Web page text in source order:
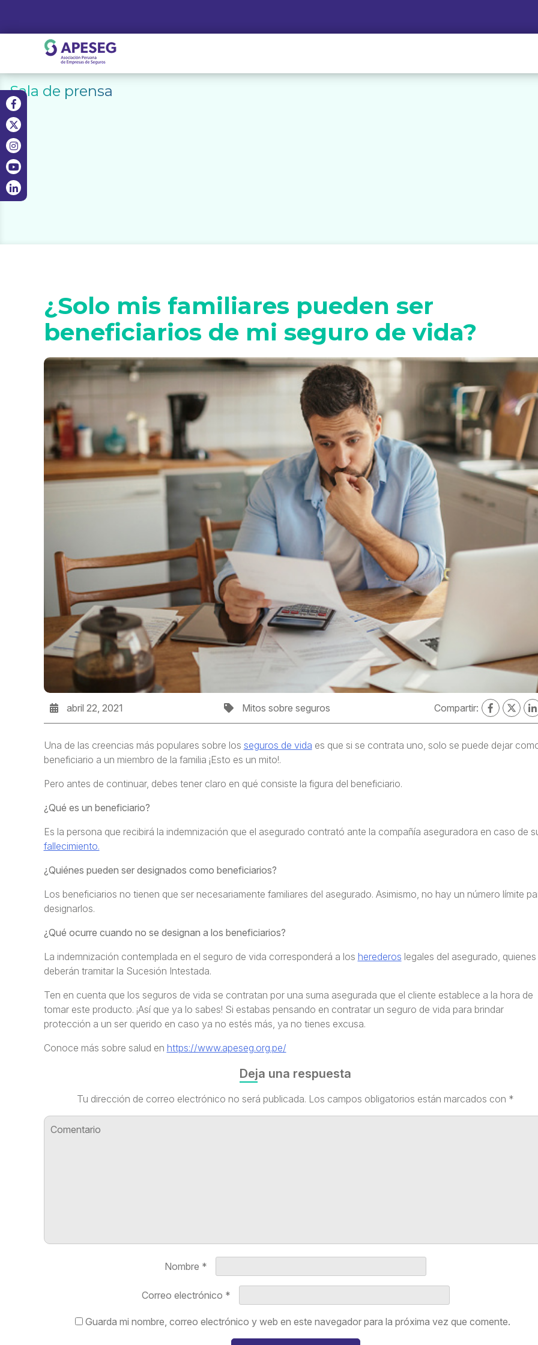
content
APESEG
Sala de prensa
¿Solo mis familiares pueden ser
beneficiarios de mi seguro de vida?
abril 22, 2021 Mitos sobre seguros Compartir:
Una de las creencias más populares sobre los seguros de vida es que si se contrata uno, solo se puede dejar
beneficiario a un miembro de la familia ¡Esto es un mito!.
Pero antes de continuar, debes tener claro en qué consiste la figura del beneficiario.
¿Qué es un beneficiario?
Es la persona que recibirá la indemnización que el asegurado contrató ante la compañía aseguradora en caso de
fallecimiento.
¿Quiénes pueden ser designados como beneficiarios?
Los beneficiarios no tienen que ser necesariamente familiares del asegurado. Asimismo, no hay un número límite
designarlos.
¿Qué ocurre cuando no se designan a los beneficiarios?
La indemnización contemplada en el seguro de vida corresponderá a los herederos legales del asegurado, quienes
deberán tramitar la Sucesión Intestada.
Ten en cuenta que los seguros de vida se contratan por una suma asegurada que el cliente establece a la hora de
tomar este producto. ¡Así que ya lo sabes! Si estabas pensando en contratar un seguro de vida para brindar
protección a un ser querido en caso ya no estés más, ya no tienes excusa.
Conoce más sobre salud en https://www.apeseg.org.pe/
Deja una respuesta
Tu dirección de correo electrónico no será publicada. Los campos obligatorios están marcados con *
Nombre *
Correo electrónico *
Guarda mi nombre, correo electrónico y web en este navegador para la próxima vez que comente.